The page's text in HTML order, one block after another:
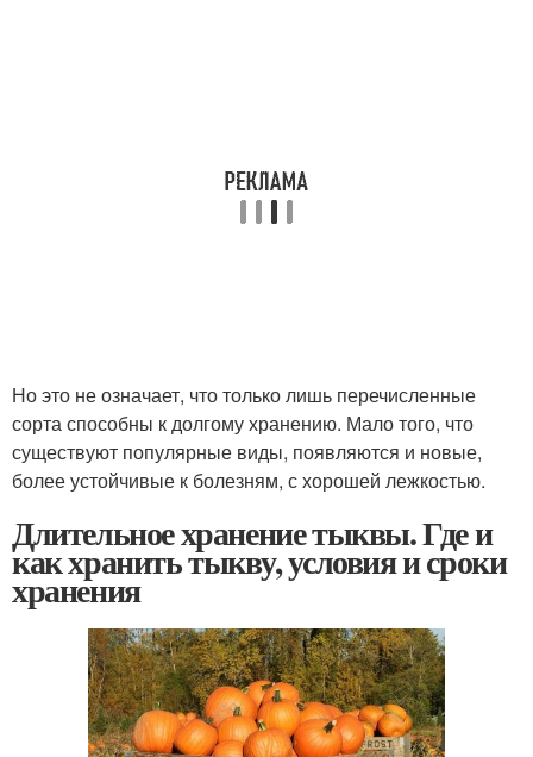
Но это не означает, что только лишь перечисленные
сорта способны к долгому хранению. Мало того, что
существуют популярные виды, появляются и новые,
более устойчивые к болезням, с хорошей лежкостью.
Длительное хранение тыквы. Где и
как хранить тыкву, условия и сроки
хранения